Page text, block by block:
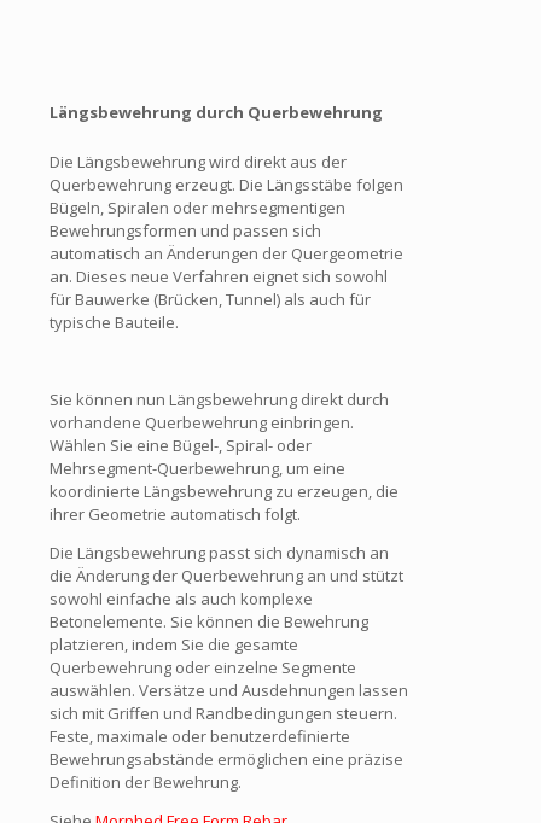
Längsbewehrung durch Querbewehrung
Die Längsbewehrung wird direkt aus der
Querbewehrung erzeugt. Die Längsstäbe folgen
Bügeln, Spiralen oder mehrsegmentigen
Bewehrungsformen und passen sich
automatisch an Änderungen der Quergeometrie
an. Dieses neue Verfahren eignet sich sowohl
für Bauwerke (Brücken, Tunnel) als auch für
typische Bauteile.
Sie können nun Längsbewehrung direkt durch
vorhandene Querbewehrung einbringen.
Wählen Sie eine Bügel-, Spiral- oder
Mehrsegment-Querbewehrung, um eine
koordinierte Längsbewehrung zu erzeugen, die
ihrer Geometrie automatisch folgt.
Die Längsbewehrung passt sich dynamisch an
die Änderung der Querbewehrung an und stützt
sowohl einfache als auch komplexe
Betonelemente. Sie können die Bewehrung
platzieren, indem Sie die gesamte
Querbewehrung oder einzelne Segmente
auswählen. Versätze und Ausdehnungen lassen
sich mit Griffen und Randbedingungen steuern.
Feste, maximale oder benutzerdefinierte
Bewehrungsabstände ermöglichen eine präzise
Definition der Bewehrung.